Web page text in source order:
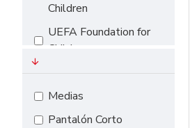
Children
UEFA Foundation for
Children
Premier League
La Liga 2024
Bundesliga
Medias
Pantalón Corto